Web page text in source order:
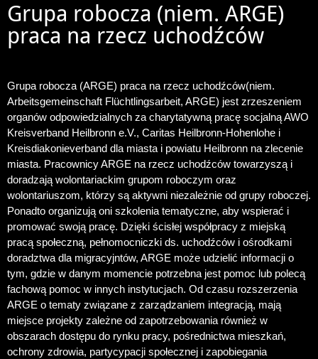
Grupa robocza (niem. ARGE)
praca na rzecz uchodźców
Grupa robocza (ARGE) praca na rzecz uchodźców(niem.
Arbeitsgemeinschaft Flüchtlingsarbeit, ARGE) jest zrzeszeniem
organów odpowiedzialnych za charytatywną pracę socjalną AWO
Kreisverband Heilbronn e.V., Caritas Heilbronn-Hohenlohe i
Kreisdiakonieverband dla miasta i powiatu Heilbronn na zlecenie
miasta. Pracownicy ARGE na rzecz uchodźców towarzyszą i
doradzają wolontariackim grupom roboczym oraz
wolontariuszom, którzy są aktywni niezależnie od grupy roboczej.
Ponadto organizują oni szkolenia tematyczne, aby wspierać i
promować swoją pracę. Dzięki ścisłej współpracy z miejską
pracą społeczną, pełnomocniczki ds. uchodźców i ośrodkami
doradztwa dla migracyjntów, ARGE może udzielić informacji o
tym, gdzie w danym momencie potrzebna jest pomoc lub polecą
fachową pomoc w innych instytucjach. Od czasu rozszerzenia
ARGE o tematy związane z zarządzaniem integracją, mają
miejsce projekty zależne od zapotrzebowania również w
obszarach dostępu do rynku pracy, pośrednictwa mieszkań,
ochrony zdrowia, partycypacji społecznej i zapobiegania